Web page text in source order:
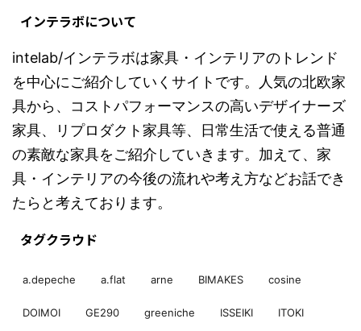
インテラボについて
intelab/インテラボは家具・インテリアのトレンド
を中心にご紹介していくサイトです。人気の北欧家
具から、コストパフォーマンスの高いデザイナーズ
家具、リプロダクト家具等、日常生活で使える普通
の素敵な家具をご紹介していきます。加えて、家
具・インテリアの今後の流れや考え方などお話でき
たらと考えております。
タグクラウド
a.depeche a.flat arne BIMAKES cosine
DOIMOI GE290 greeniche ISSEIKI ITOKI